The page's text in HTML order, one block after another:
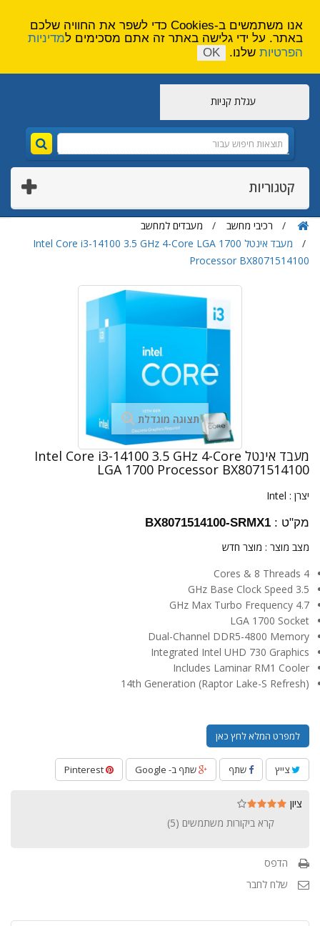
עגלת קניות
קטגוריות
רכיבי מחשב
מעבדים למחשב
מעבד אינטל Intel Core i3-14100 3.5 GHz 4-Core LGA 1700
Processor BX8071514100
תצוגה מוגדלת
מעבד אינטל Intel Core i3-14100 3.5 GHz 4-Core
LGA 1700 Processor BX8071514100
יצרן : Intel
מק"ט : BX8071514100-SRMX1
מצב מוצר : מוצר חדש
4 Cores & 8 Threads
3.5 GHz Base Clock Speed
4.7 GHz Max Turbo Frequency
LGA 1700 Socket
Dual-Channel DDR5-4800 Memory
Integrated Intel UHD 730 Graphics
Includes Laminar RM1 Cooler
14th Generation (Raptor Lake-S Refresh)
למפרט המלא לחץ כאן
צייץ שתף שתף ב- Google
ציון
קרא ביקורות משתמשים (5
)
הדפס
שלח לחבר
אנו משתמשים ב-Cookies כדי לשפר את החוויה שלכם
באתר. על ידי גלישה באתר זה אתם מסכימים למדיניות
הפרטיות שלנו. OK